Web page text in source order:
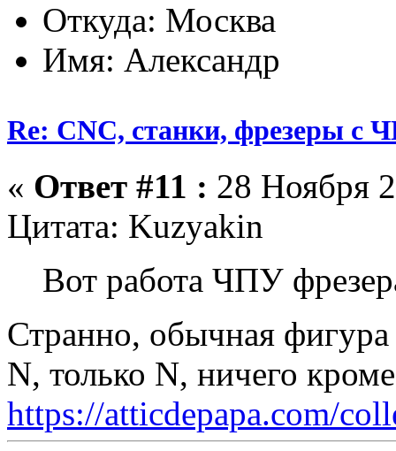
Откуда: Москва
Имя: Александр
Re: CNC, станки, фрезеры с
« Ответ #11 : 28 Ноября
Цитата: Kuzyakin
Вот работа ЧПУ
Странно, обычная
N, только N, ничего
https://atticdepapa.com/